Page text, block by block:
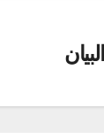
البيان